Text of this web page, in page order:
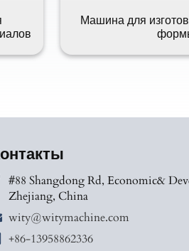
Машина для
#88 Shangdong Rd, Economic&
Zhejiang, China
wity@witymachine.com
+86-13958862336